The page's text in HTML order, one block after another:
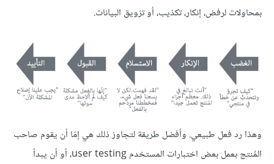
بمحاولات لرفض، إنكار، تكذيب، أو تزويق البيانات.
وهذا رد فعل طبيعي. وأفضل طريقة لتجاوز ذلك هي إمّا أن يقوم صاحب
المُنتج بعمل بعض اختبارات المستخدم user testing، أو أن يبدأ